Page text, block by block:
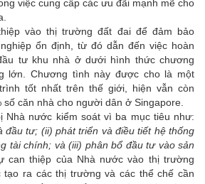
việc cung cấp các ưu đãi mạnh mẽ cho
vào thị trường đất đai để đảm bảo
ổn định, từ đó dẫn đến việc hoàn
tư khu nhà ở dưới hình thức chương
lớn. Chương tình này được cho là một
tốt nhất trên thế giới, hiện vẫn còn
căn nhà cho người dân ở Singapore.
Nhà nước kiểm soát vì ba mục tiêu như:
đầu tư; (ii) phát triển và điều tiết hệ thống
tài chính; và (iii) phân bổ đầu tư vào sản
can thiệp của Nhà nước vào thị trường
tạo ra các thị trường và các thể chế cần